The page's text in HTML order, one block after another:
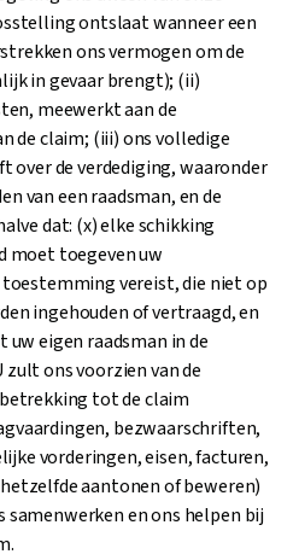
ontslaat wanneer een
ons vermogen om de
in gevaar brengt); (ii)
meewerkt aan de
de claim; (iii) ons volledige
de verdediging, waaronder
van een raadsman, en de
dat: (x) elke schikking
moet toegeven uw
vereist, die niet op
ingehouden of vertraagd, en
uw eigen raadsman in de
zult ons voorzien van de
tot de claim
bezwaarschriften,
vorderingen, eisen, facturen,
aantonen of beweren)
en ons helpen bij